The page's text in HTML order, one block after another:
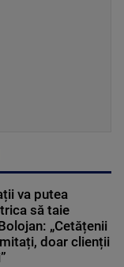
va putea
să taie
„Cetățenii
doar clienții